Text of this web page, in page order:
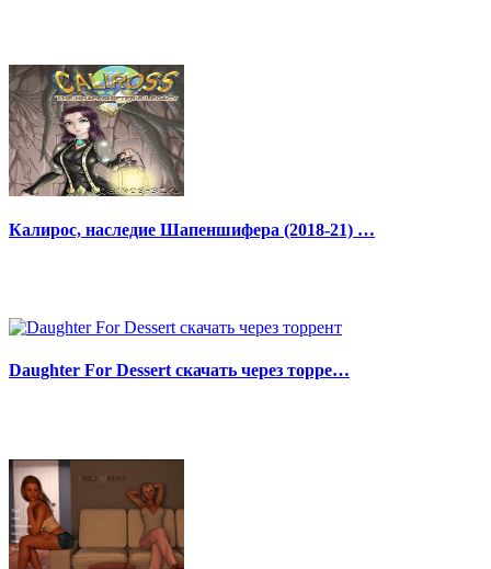
Калирос, наследие Шапеншифера (2018-21) …
Daughter For Dessert скачать через торре…